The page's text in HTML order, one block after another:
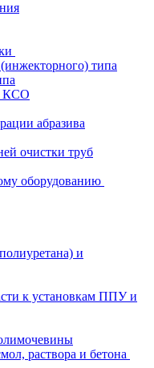
типа
КСО
абразива
очистки труб
оборудованию
и
к установкам ППУ и
раствора и бетона